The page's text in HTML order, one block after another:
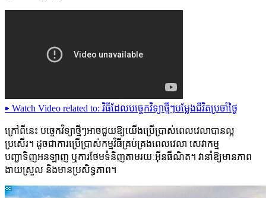
▶ Watch Video related to: វិធីដែលបច្ចេកវិទ្យាថ្មីៗបម្លែងជីវិតប្រចាំថ្ងៃ
ក្រៅពីនេះ បច្ចេកវិទ្យាថ្មីៗអាចជួយឱ្យយើងប្រើប្រាស់ពេលវេលាបានល្អ
ប្រសើរ។ ដូចជាការប្រើប្រាស់កម្មវិធីគ្រប់គ្រងពេលវេលា សេវាកម្ម
បញ្ជាទិញអនឡាញ ឬការថែមទំនិញតាមរយៈអ៊ីនធឺណិត។ វានាំឱ្យមានភាព
ងាយស្រួល និងមានប្រសិទ្ធភាព។